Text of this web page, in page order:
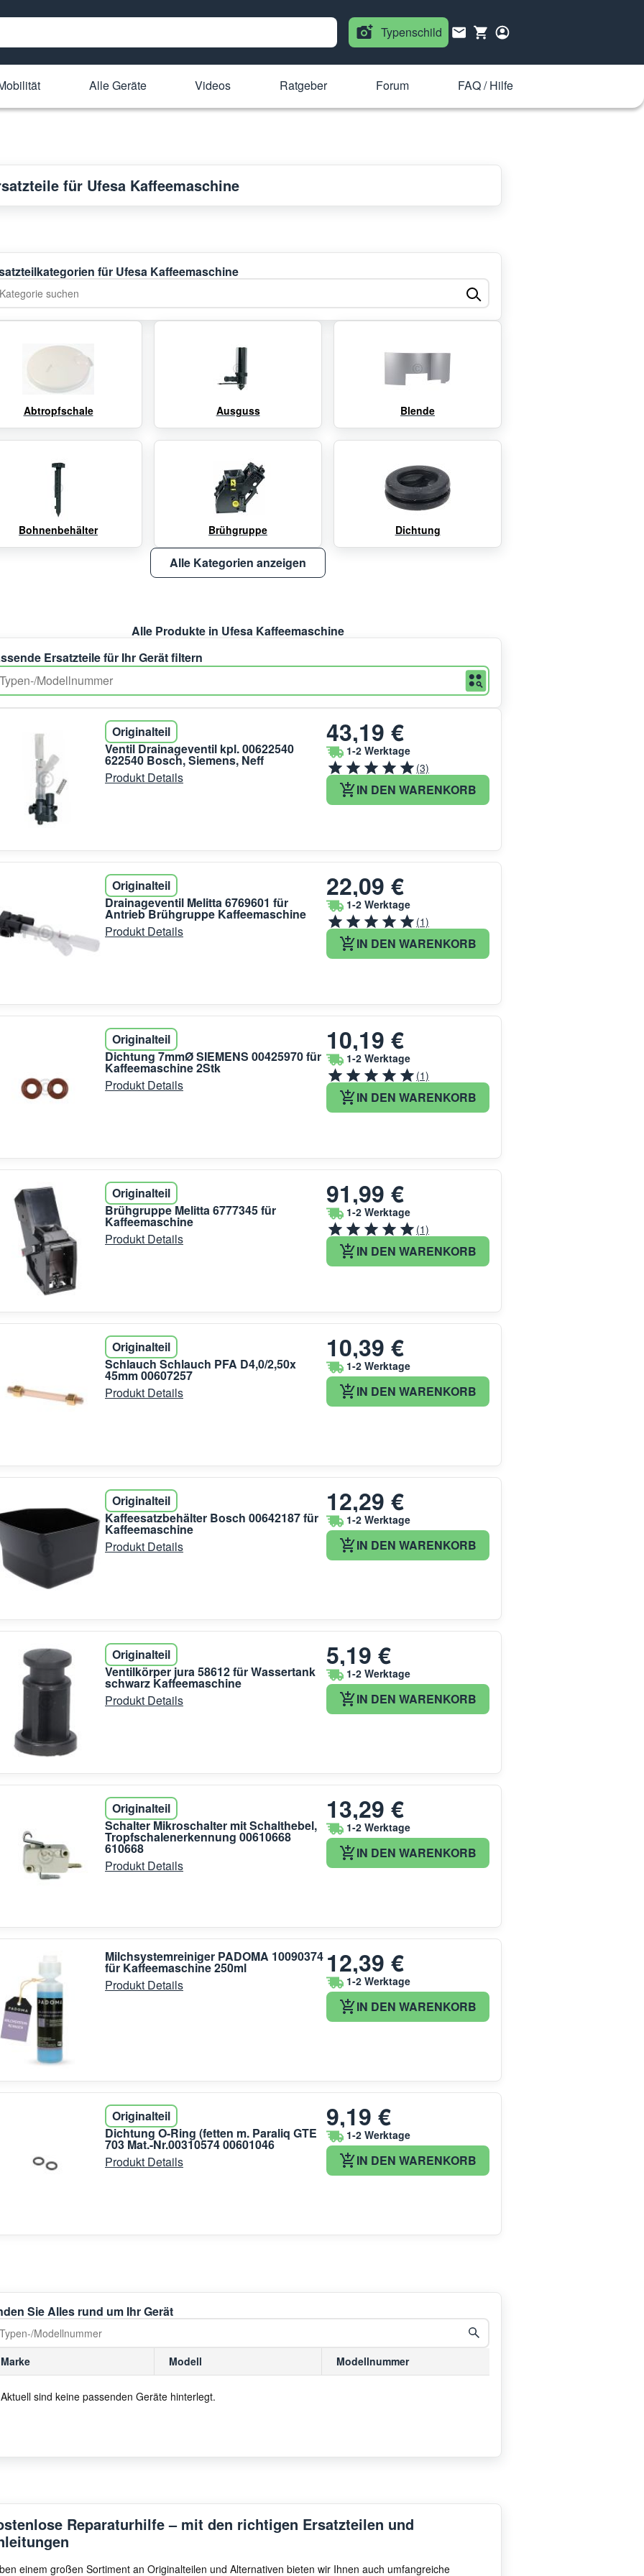
Typenschild
Alle Geräte Videos Ratgeber Forum FAQ / Hilfe
für Ufesa Kaffeemaschine
für Ufesa Kaffeemaschine
suchen
Abtropfschale Ausguss Blende
Bohnenbehälter Brühgruppe Dichtung
Alle Kategorien anzeigen
Alle Produkte in Ufesa Kaffeemaschine
Ersatzteile für Ihr Gerät filtern
Originalteil
Ventil Drainageventil kpl. 00622540
622540 Bosch, Siemens, Neff
Produkt Details
43,19 €
1-2 Werktage
(3)
IN DEN WARENKORB
Originalteil
Drainageventil Melitta 6769601 für
Antrieb Brühgruppe Kaffeemaschine
Produkt Details
22,09 €
1-2 Werktage
(1)
IN DEN WARENKORB
Originalteil
Dichtung 7mmØ SIEMENS 00425970 für
Kaffeemaschine 2Stk
Produkt Details
10,19 €
1-2 Werktage
(1)
IN DEN WARENKORB
Originalteil
Brühgruppe Melitta 6777345 für
Kaffeemaschine
Produkt Details
91,99 €
1-2 Werktage
(1)
IN DEN WARENKORB
Originalteil
Schlauch Schlauch PFA D4,0/2,50x
45mm 00607257
Produkt Details
10,39 €
1-2 Werktage
IN DEN WARENKORB
Originalteil
Kaffeesatzbehälter Bosch 00642187 für
Kaffeemaschine
Produkt Details
12,29 €
1-2 Werktage
IN DEN WARENKORB
Originalteil
Ventilkörper jura 58612 für Wassertank
schwarz Kaffeemaschine
Produkt Details
5,19 €
1-2 Werktage
IN DEN WARENKORB
Originalteil
Schalter Mikroschalter mit Schalthebel,
Tropfschalenerkennung 00610668
610668
Produkt Details
13,29 €
1-2 Werktage
IN DEN WARENKORB
Milchsystemreiniger PADOMA 10090374
für Kaffeemaschine 250ml
Produkt Details
12,39 €
1-2 Werktage
IN DEN WARENKORB
Originalteil
Dichtung O-Ring (fetten m. Paraliq GTE
703 Mat.-Nr.00310574 00601046
Produkt Details
9,19 €
1-2 Werktage
IN DEN WARENKORB
Sie Alles rund um Ihr Gerät
Marke Modell Modellnummer
Aktuell sind keine passenden Geräte hinterlegt.
Reparaturhilfe – mit den richtigen Ersatzteilen und
einem großen Sortiment an Originalteilen und Alternativen bieten wir Ihnen auch umfangreiche